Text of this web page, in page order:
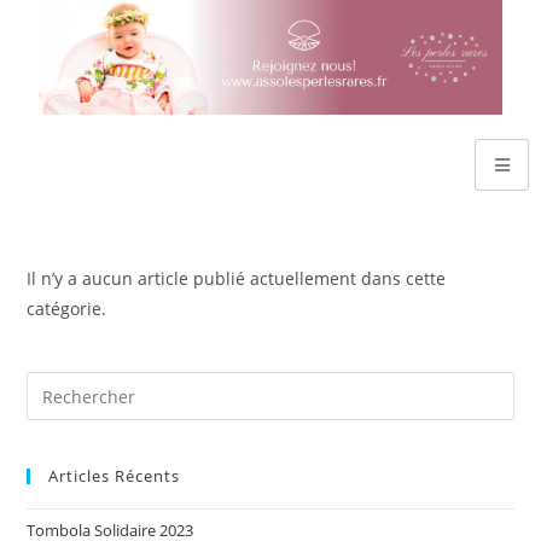
Il n’y a aucun article publié actuellement dans cette
catégorie.
Articles Récents
Tombola Solidaire 2023